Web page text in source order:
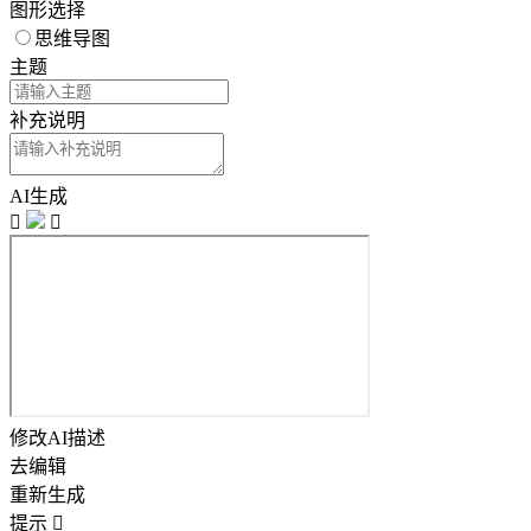
图形选择
思维导图
主题
补充说明
AI生成


修改AI描述
去编辑
重新生成
提示 